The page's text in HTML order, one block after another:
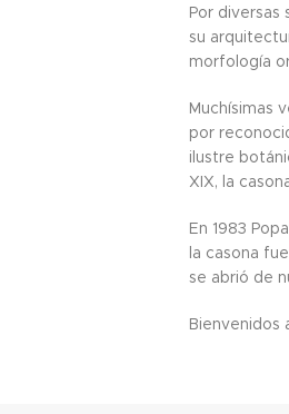
Por
su
morfología
Muchísimas
por
ilustre
XIX, la
En 1983
la casona
se abrió de
Bienvenidos